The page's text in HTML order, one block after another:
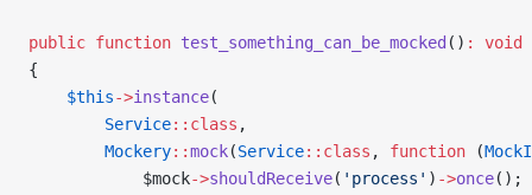
public function test_something_can_be_mocked () :
void
{
    $this
->instance(
        Service
:: class ,
        Mockery
::mock(Service:: class , function (
            $mock
->shouldReceive( 'process' ) ->once();